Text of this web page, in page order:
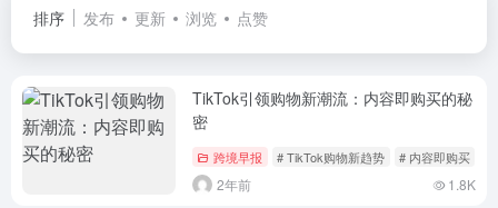
排序 发布 更新 浏览 点赞
TikTok引领购物新潮流：内容即购买的秘
密
跨境早报 # TikTok购物新趋势 # 内容即购买
2年前 1.8K